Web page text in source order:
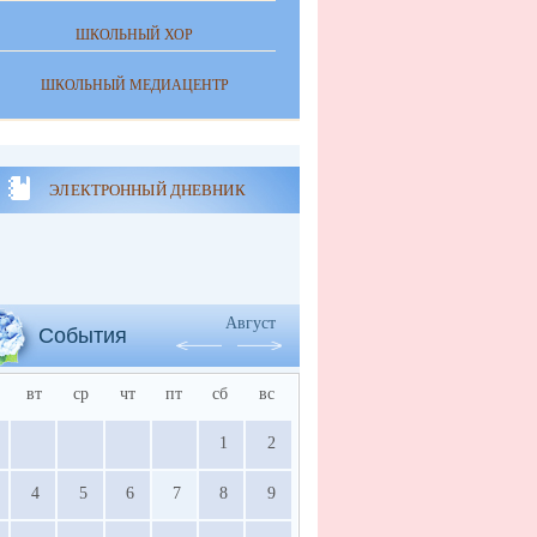
ШКОЛЬНЫЙ ХОР
ШКОЛЬНЫЙ МЕДИАЦЕНТР
ЭЛЕКТРОННЫЙ ДНЕВНИК
События
Август
вт ср чт пт сб вс
1 2
4 5 6 7 8 9